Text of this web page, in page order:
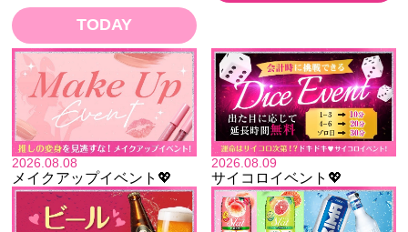
TODAY
2026.08.08
メイクアップイベント💖
2026.08.09
サイコロイベント💖